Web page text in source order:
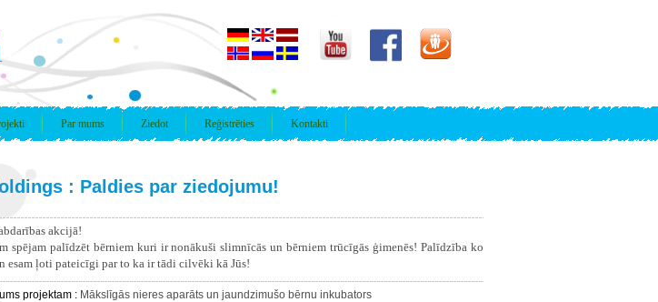
Par mums Ziedot Reģistrēties Kontakti
: Paldies par ziedojumu!
akcijā!
spējam palīdzēt bērniem kuri ir nonākuši slimnīcās un bērniem trūcīgās ģimenēs! Palīdzība ko
esam ļoti pateicīgi par to ka ir tādi cilvēki kā Jūs!
projektam : Mākslīgās nieres aparāts un jaundzimušo bērnu inkubators